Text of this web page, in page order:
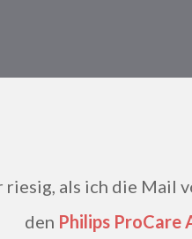
den Philips ProCare